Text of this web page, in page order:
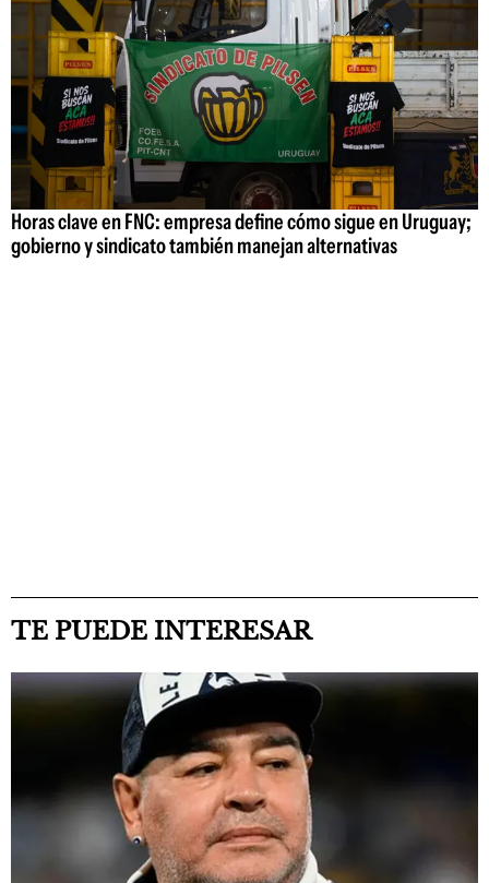
Horas clave en FNC: empresa define cómo sigue en Uruguay;
gobierno y sindicato también manejan alternativas
TE PUEDE INTERESAR